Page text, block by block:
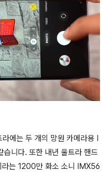
에는 두 개의 망원 카메라용 I
니다. 또한 내년 울트라 핸드
라는 1200만 화소 소니 IMX56